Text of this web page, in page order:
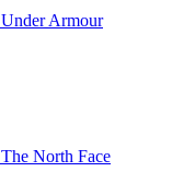
Under Armour
The North Face